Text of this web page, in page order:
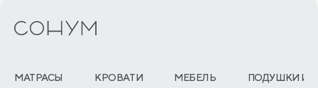
МАТРАСЫ КРОВАТИ МЕБЕЛЬ ПОДУШКИ И